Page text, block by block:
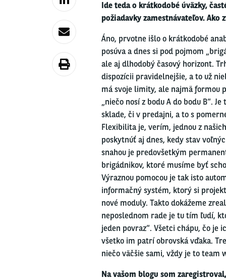
Ide teda o krátkodobé úväzky,
požiadavky zamestnávateľov.Ako
Áno, prvotne išlo o krátkodobé
posúva a dnes si pod pojmom
ale aj dlhodobý časový horizont.
dispozícii pravidelnejšie, a to už
másvoje limity, ale najmä formou
„niečo nosí z bodu A do bodu B“. Je
sklade, či v predajni, a to s
Flexibilita je, verím, jednou z
poskytnúť aj dnes, kedy stav
snahou je predovšetkým
brigádnikov, ktoré musíme byť
Výraznou pomocou je tak isto
informačný systém, ktorý si
nové moduly. Takto dokážeme
neposlednom rade je tu tím ľudí,
jeden povraz“. Všetci chápu, čo je
všetko im patrí obrovská vďaka.
niečo väčšie sami, vždy je to team
Na vašom blogu som